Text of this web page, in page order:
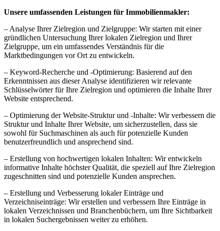
Unsere umfassenden Leistungen für Immobilienmakler:
– Analyse Ihrer Zielregion und Zielgruppe: Wir starten mit einer
gründlichen Untersuchung Ihrer lokalen Zielregion und Ihrer
Zielgruppe, um ein umfassendes Verständnis für die
Marktbedingungen vor Ort zu entwickeln.
– Keyword-Recherche und -Optimierung: Basierend auf den
Erkenntnissen aus dieser Analyse identifizieren wir relevante
Schlüsselwörter für Ihre Zielregion und optimieren die Inhalte Ihrer
Website entsprechend.
– Optimierung der Website-Struktur und -Inhalte: Wir verbessern die
Struktur und Inhalte Ihrer Website, um sicherzustellen, dass sie
sowohl für Suchmaschinen als auch für potenzielle Kunden
benutzerfreundlich und ansprechend sind.
– Erstellung von hochwertigen lokalen Inhalten: Wir entwickeln
informative Inhalte höchster Qualität, die speziell auf Ihre Zielregion
zugeschnitten sind und potenzielle Kunden ansprechen.
– Erstellung und Verbesserung lokaler Einträge und
Verzeichniseinträge: Wir erstellen und verbessern Ihre Einträge in
lokalen Verzeichnissen und Branchenbüchern, um Ihre Sichtbarkeit
in lokalen Suchergebnissen weiter zu erhöhen.